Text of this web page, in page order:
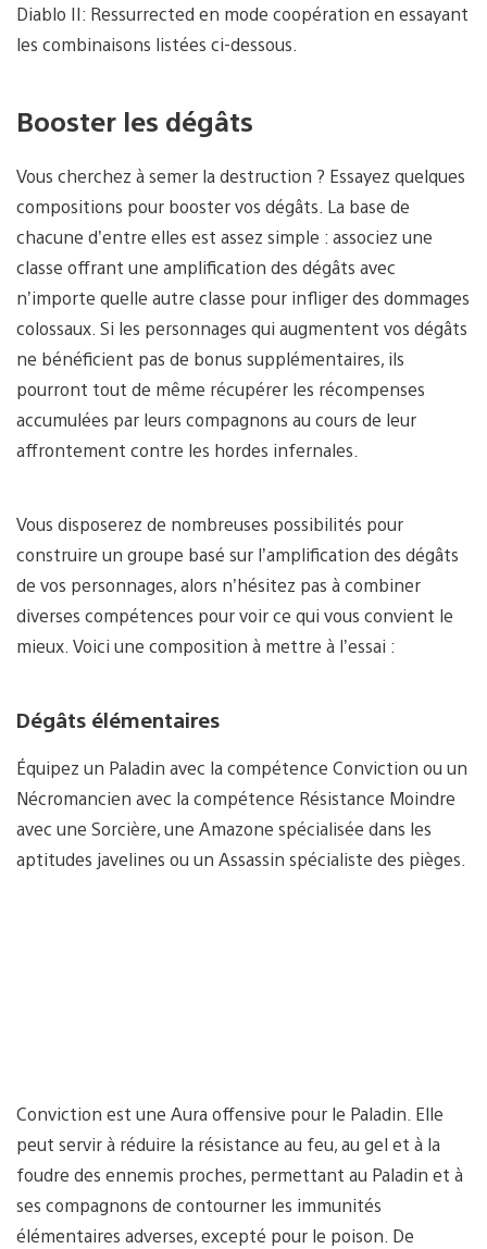
Diablo II: Ressurrected en mode coopération en essayant
les combinaisons listées ci-dessous.
Booster les dégâts
Vous cherchez à semer la destruction ? Essayez quelques
compositions pour booster vos dégâts. La base de
chacune d’entre elles est assez simple : associez une
classe offrant une amplification des dégâts avec
n’importe quelle autre classe pour infliger des dommages
colossaux. Si les personnages qui augmentent vos dégâts
ne bénéficient pas de bonus supplémentaires, ils
pourront tout de même récupérer les récompenses
accumulées par leurs compagnons au cours de leur
affrontement contre les hordes infernales.
Vous disposerez de nombreuses possibilités pour
construire un groupe basé sur l’amplification des dégâts
de vos personnages, alors n’hésitez pas à combiner
diverses compétences pour voir ce qui vous convient le
mieux. Voici une composition à mettre à l’essai :
Dégâts élémentaires
Équipez un Paladin avec la compétence Conviction ou un
Nécromancien avec la compétence Résistance Moindre
avec une Sorcière, une Amazone spécialisée dans les
aptitudes javelines ou un Assassin spécialiste des pièges.
Conviction est une Aura offensive pour le Paladin. Elle
peut servir à réduire la résistance au feu, au gel et à la
foudre des ennemis proches, permettant au Paladin et à
ses compagnons de contourner les immunités
élémentaires adverses, excepté pour le poison. De